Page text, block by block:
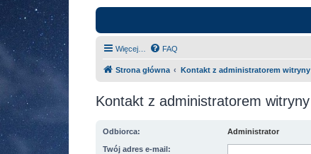
Więcej… FAQ
Strona główna Kontakt z administratorem witryny
Kontakt z administratorem witryny
Odbiorca: Administrator
Twój adres e-mail: